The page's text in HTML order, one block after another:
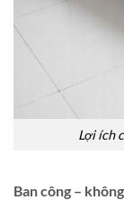
Lợi ích
Ban công –